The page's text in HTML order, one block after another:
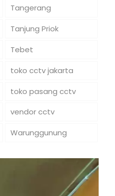
Tangerang
Tanjung Priok
Tebet
toko cctv jakarta
toko pasang cctv
vendor cctv
Warunggunung